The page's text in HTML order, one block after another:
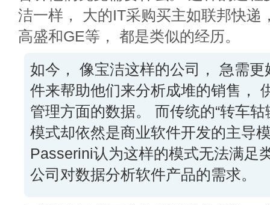
洁一样， 大的IT采购买主如联邦快递
高盛和GE等， 都是类似的经历。
如今， 像宝洁这样的公司， 急需更
件来帮助他们来分析成堆的销售，
管理方面的数据。 而传统的“转车轱
模式却依然是商业软件开发的主导
Passerini认为这样的模式无法满足
公司对数据分析软件产品的需求。